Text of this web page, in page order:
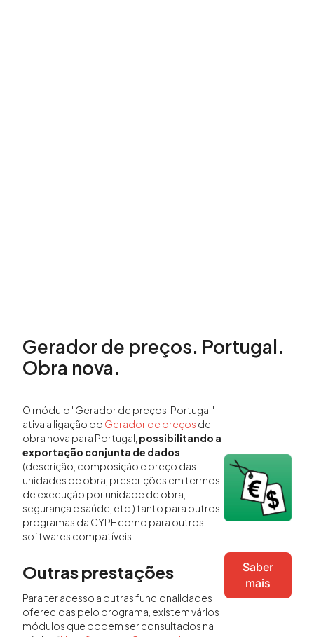
Gerador de preços. Portugal.
Obra nova.
O módulo "Gerador de preços. Portugal"
ativa a ligação do Gerador de preços de
obra nova para Portugal, possibilitando a
exportação conjunta de dados
(descrição, composição e preço das
unidades de obra, prescrições em termos
de execução por unidade de obra,
segurança e saúde, etc.) tanto para outros
programas da CYPE como para outros
softwares compatíveis.
Outras prestações
Para ter acesso a outras funcionalidades
oferecidas pelo programa, existem vários
módulos que podem ser consultados na
Saber
mais